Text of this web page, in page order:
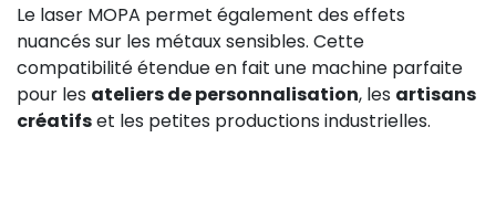
Le laser MOPA permet également des effets
nuancés sur les métaux sensibles. Cette
compatibilité étendue en fait une machine parfaite
pour les ateliers de personnalisation, les artisans
créatifset les petites productions industrielles.